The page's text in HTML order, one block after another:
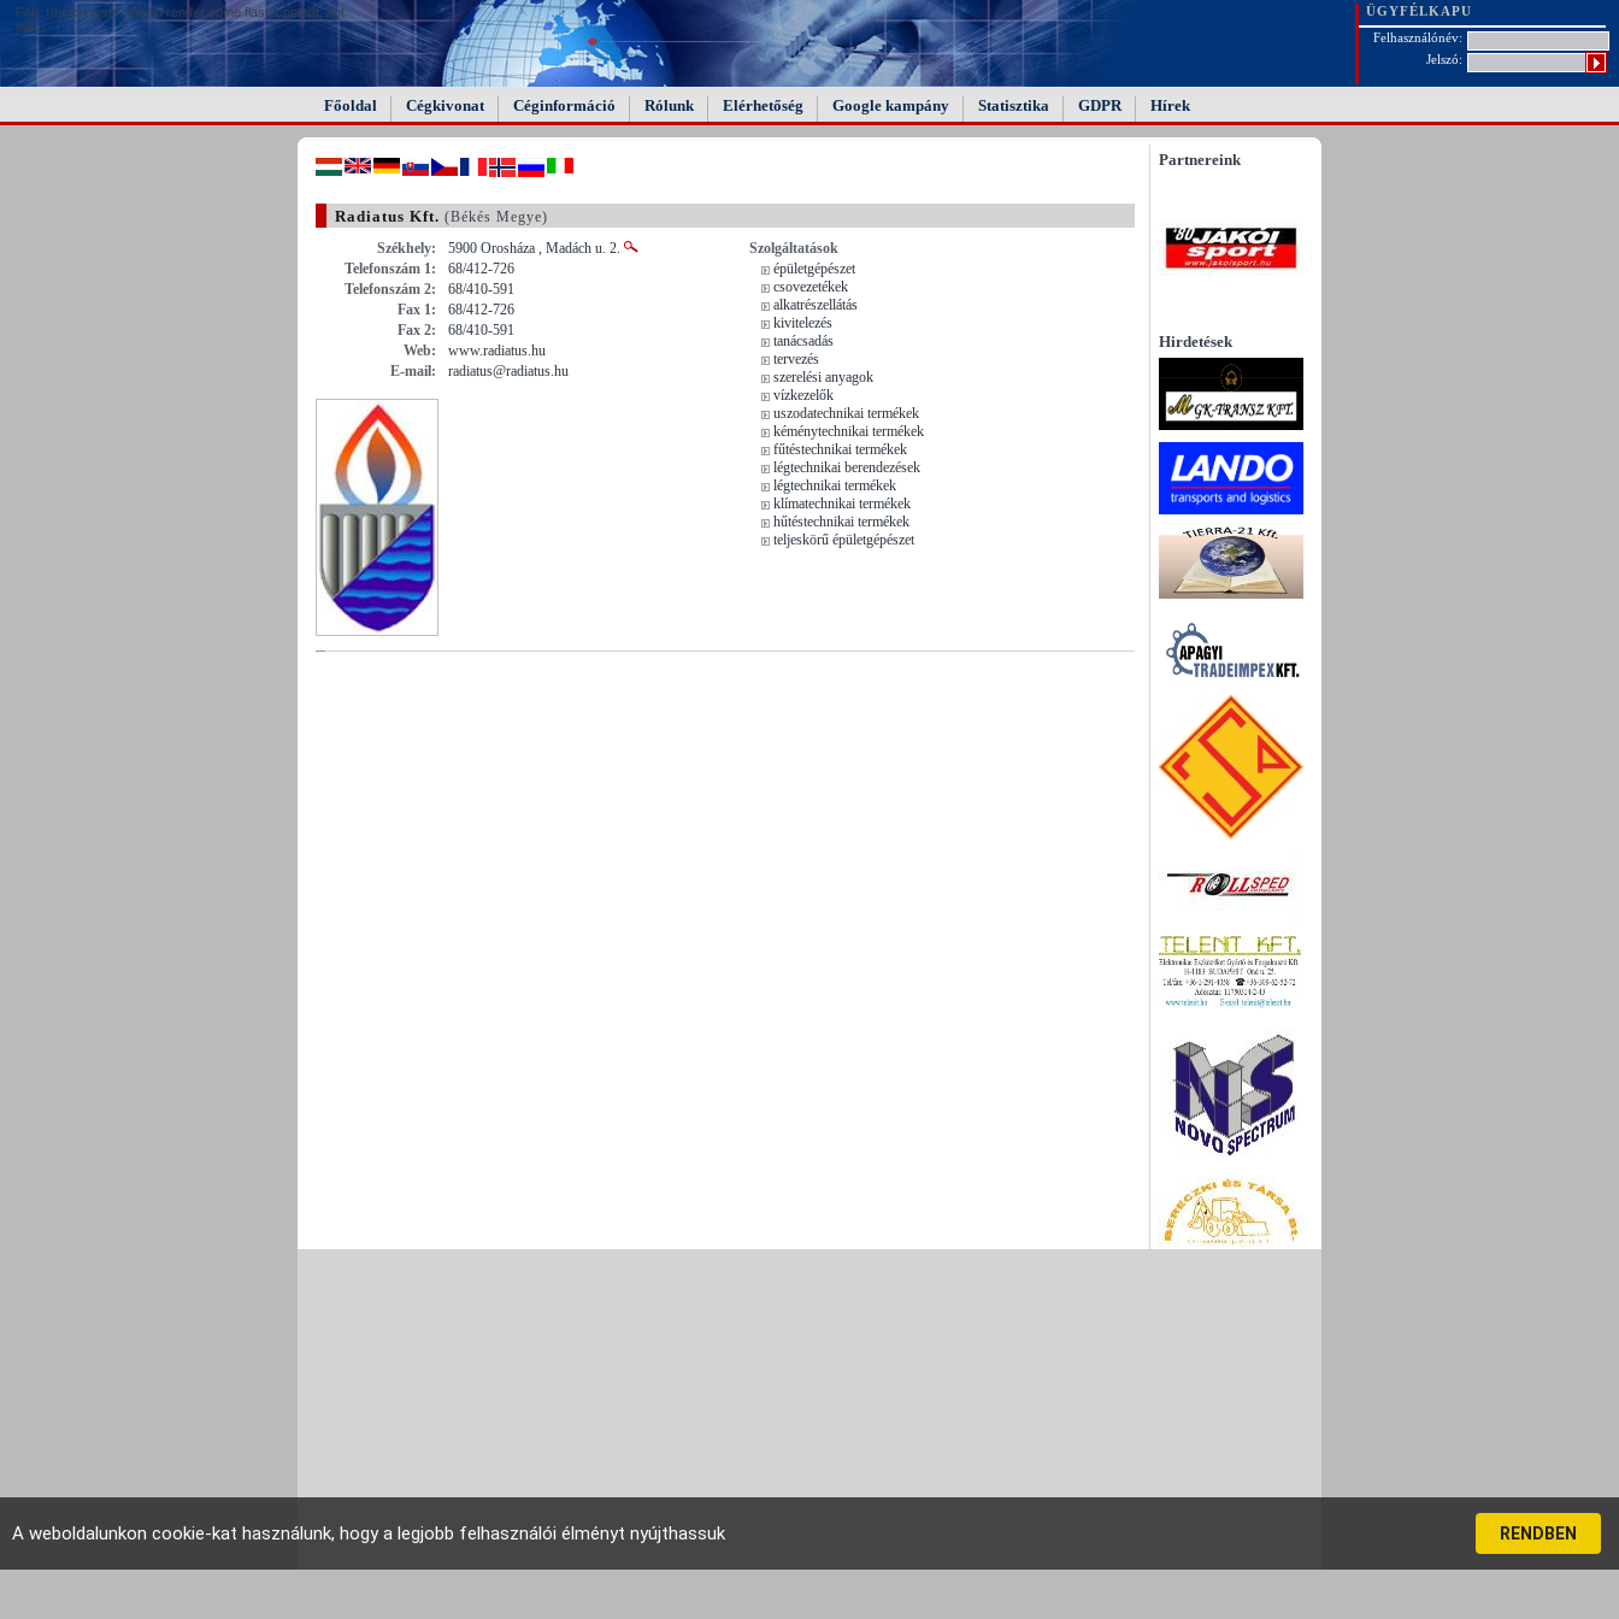
FAIL (the browser should render some flash content, not
this).
ÜGYFÉLKAPU
Felhasználónév:
Jelszó:
Főoldal Cégkivonat Céginformáció Rólunk Elérhetőség Google kampány Statisztika GDPR Hírek
Radiatus Kft. (Békés Megye)
Székhely:
5900 Orosháza , Madách u. 2.
Telefonszám 1:
68/412-726
Telefonszám 2:
68/410-591
Fax 1:
68/412-726
Fax 2:
68/410-591
Web:
www.radiatus.hu
E-mail:
radiatus@radiatus.hu
Szolgáltatások
épületgépészet
csovezetékek
alkatrészellátás
kivitelezés
tanácsadás
tervezés
szerelési anyagok
vízkezelők
uszodatechnikai termékek
kéménytechnikai termékek
fűtéstechnikai termékek
légtechnikai berendezések
légtechnikai termékek
klímatechnikai termékek
hűtéstechnikai termékek
teljeskörű épületgépészet
Partnereink
Hirdetések
A weboldalunkon cookie-kat használunk, hogy a legjobb felhasználói élményt nyújthassuk RENDBEN